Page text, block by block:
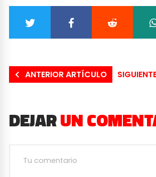
ANTERIOR ARTÍCULO
DEJARUN